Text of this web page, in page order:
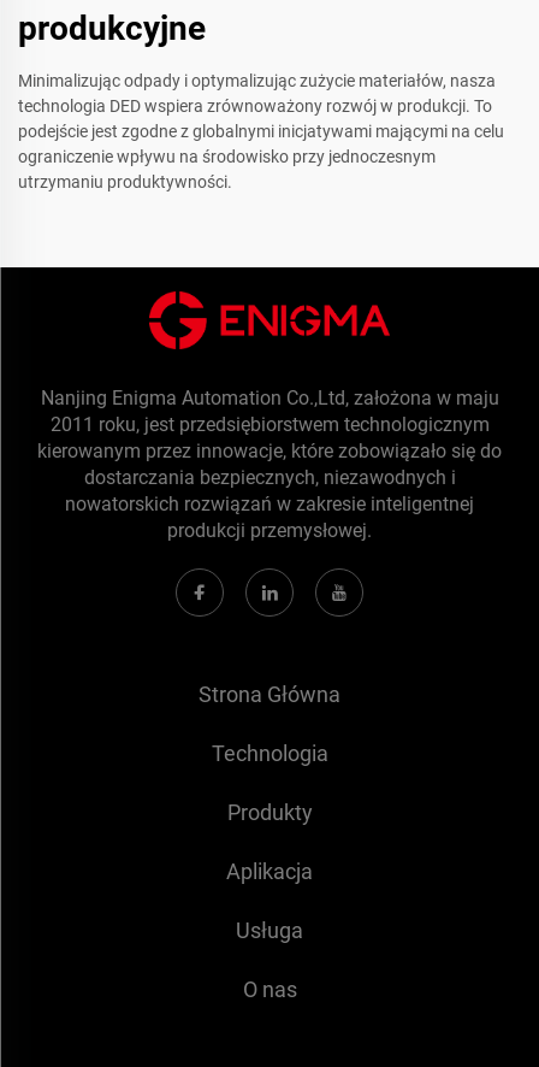
produkcyjne
Minimalizując odpady i optymalizując zużycie materiałów, nasza
technologia DED wspiera zrównoważony rozwój w produkcji. To
podejście jest zgodne z globalnymi inicjatywami mającymi na celu
ograniczenie wpływu na środowisko przy jednoczesnym
utrzymaniu produktywności.
Nanjing Enigma Automation Co.,Ltd, założona w maju
2011 roku, jest przedsiębiorstwem technologicznym
kierowanym przez innowacje, które zobowiązało się do
dostarczania bezpiecznych, niezawodnych i
nowatorskich rozwiązań w zakresie inteligentnej
produkcji przemysłowej.
Strona Główna
Technologia
Produkty
Aplikacja
Usługa
O nas